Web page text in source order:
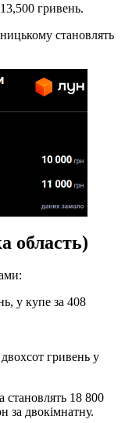
гривень.
становлять
область)
у купе за 408
гривень у
становлять 18 800
за двокімнатну.